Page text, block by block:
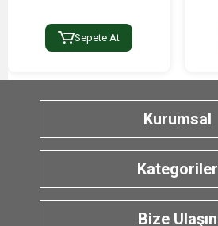
Sepete At
Kurumsal
Kategoriler
Bize Ulaşın